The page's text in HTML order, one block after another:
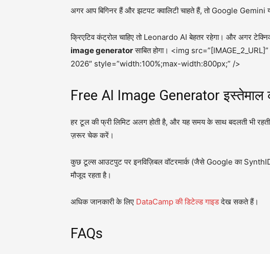
अगर आप बिगिनर हैं और झटपट क्वालिटी चाहते हैं, तो Google
क्रिएटिव कंट्रोल चाहिए तो Leonardo AI बेहतर रहेगा। और अगर
image generatorसाबित होगा। <img
2026″ style=”width:100%;max-width:800px;” />
Free AI Image Generator इस्तेमाल
हर टूल की फ्री लिमिट अलग होती है, और यह समय के साथ बदलती भी
ज़रूर चेक करें।
कुछ टूल्स आउटपुट पर इनविज़िबल वॉटरमार्क (जैसे Google का
मौजूद रहता है।
अधिक जानकारी के लिए DataCamp की डिटेल्ड गाइडदेख सकते हैं।
FAQs